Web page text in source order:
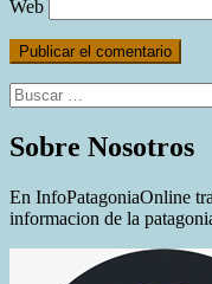
Web
Buscar:
Sobre Nosotros
En InfoPatagoniaOnline
informacion de la